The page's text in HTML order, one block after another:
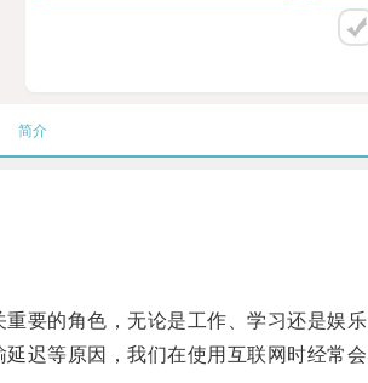
简介
的角色，无论是工作、学习还是娱乐
等原因，我们在使用互联网时经常会